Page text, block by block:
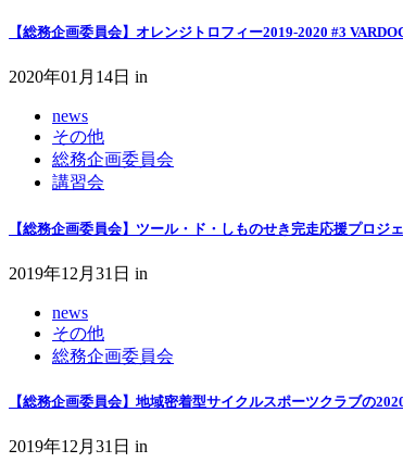
【総務企画委員会】オレンジトロフィー2019-2020 #3
2020年01月14日 in
news
その他
総務企画委員会
講習会
【総務企画委員会】ツール・ド・しものせき完走応援プロジ
2019年12月31日 in
news
その他
総務企画委員会
【総務企画委員会】地域密着型サイクルスポーツクラブの
2019年12月31日 in